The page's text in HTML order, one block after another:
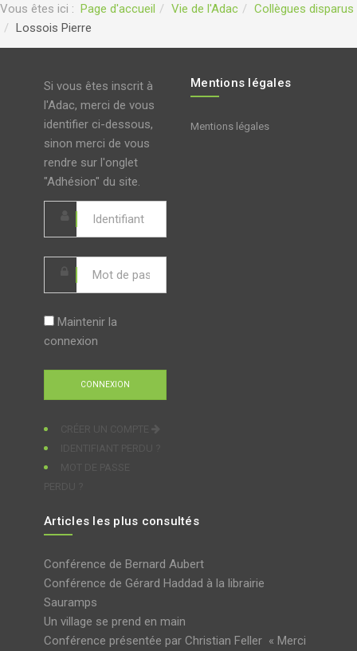
Vous êtes ici : Page d'accueil Vie de l'Adac
Collègues disparus
Lossois Pierre
Si vous êtes inscrit à
l'Adac, merci de vous
identifier ci-dessous,
sinon merci de vous
rendre sur l'onglet
"Adhésion" du site.
Maintenir la
connexion
Mentions légales
Mentions légales
Articles les plus consultés
Conférence de Bernard Aubert
Conférence de Gérard Haddad à la librairie
Sauramps
Un village se prend en main
Conférence présentée par Christian Feller « Merci